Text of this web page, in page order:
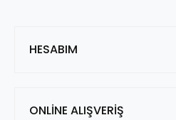
HESABIM
ONLİNE ALIŞVERİŞ